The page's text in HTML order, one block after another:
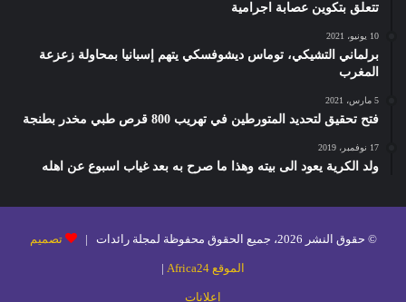
تتعلق بتكوين عصابة اجرامية
10 يونيو، 2021
برلماني التشيكي، توماس ديشوفسكي يتهم إسبانيا بمحاولة زعزعة
المغرب
5 مارس، 2021
فتح تحقيق لتحديد المتورطين في تهريب 800 قرص طبي مخدر بطنجة
17 نوفمبر، 2019
ولد الكرية يعود الى بيته وهذا ما صرح به بعد غياب اسبوع عن اهله
© حقوق النشر 2026، جميع الحقوق محفوظة لمجلة رائدات | تصميم
الموقع Africa24 |
إعلانات